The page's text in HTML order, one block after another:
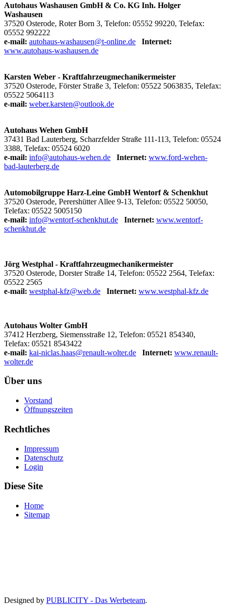
Autohaus Washausen GmbH & Co. KG Inh. Holger
Washausen
37520 Osterode, Roter Born 3, Telefon: 05552 99220, Telefax:
05552 992222
e-mail: autohaus-washausen@t-online.de
Internet:
www.autohaus-washausen.de
Karsten Weber - Kraftfahrzeugmechanikermeister
37520 Osterode, Förster Straße 3, Telefon: 05522 5063835, Telefax:
05522 5064113
e-mail: weber.karsten@outlook.de
Autohaus Wehen GmbH
37431 Bad Lauterberg, Scharzfelder Straße 111-113, Telefon: 05524
3388, Telefax: 05524 6020
e-mail: info@autohaus-wehen.de Internet: www.ford-wehen-
bad-lauterberg.de
Automobilgruppe Harz-Leine GmbH Wentorf & Schenkhut
37520 Osterode, Perershütter Allee 9-13, Telefon: 05522 50050,
Telefax: 05522 5005150
e-mail: info@wentorf-schenkhut.de Internet: www.wentorf-
schenkhut.de
Jörg Westphal - Kraftfahrzeugmechanikermeister
37520 Osterode, Dorster Straße 14, Telefon: 05522 2564, Telefax:
05522 2565
e-mail: westphal-kfz@web.de Internet: www.westphal-kfz.de
Autohaus Wolter GmbH
37412 Herzberg, Siemensstraße 12, Telefon: 05521 854340,
Telefax: 05521 8543422
e-mail: kai-niclas.haas@renault-wolter.de Internet: www.renault-
wolter.de
Über uns
Vorstand
Öffnungszeiten
Rechtliches
Impressum
Datenschutz
Login
Diese Site
Home
Sitemap
Designed by PUBLICITY - Das Werbeteam.